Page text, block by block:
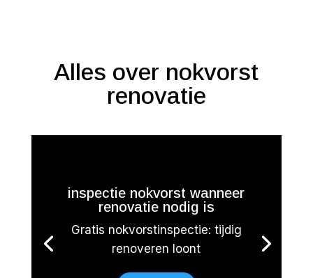
Alles over nokvorst
renovatie
inspectie nokvorst wanneer
renovatie nodig is
Gratis nokvorstinspectie: tijdig
renoveren loont